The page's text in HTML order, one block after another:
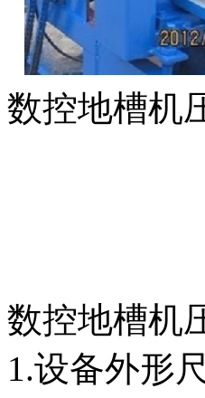
数控地槽机
数控地
1.设备外形